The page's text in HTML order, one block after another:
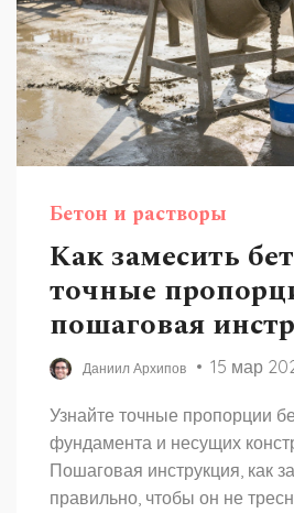
Бетон и растворы
Как замесить
точные
пошаговая
Даниил Архипов 15 мар
Узнайте точные пропорции
фундамента и несущих
Пошаговая инструкция, как
правильно, чтобы он не